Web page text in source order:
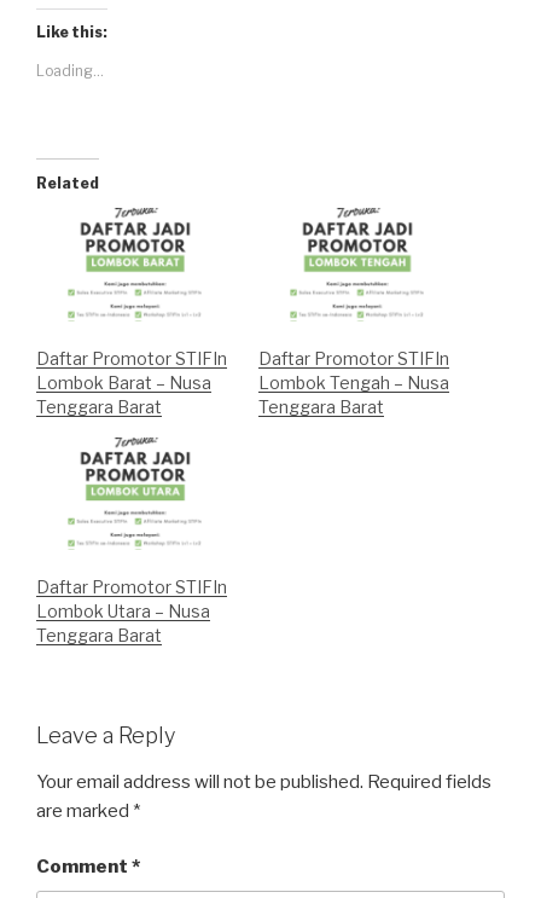
Like this:
Loading...
Related
Daftar Promotor STIFIn
Lombok Barat – Nusa
Tenggara Barat
Daftar Promotor STIFIn
Lombok Tengah – Nusa
Tenggara Barat
Daftar Promotor STIFIn
Lombok Utara – Nusa
Tenggara Barat
Leave a Reply
Your email address will not be published. Required fields
are marked *
Comment *